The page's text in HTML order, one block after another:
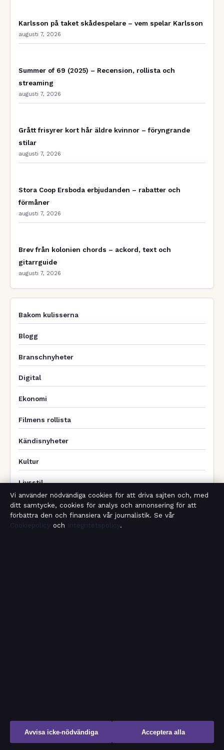
Karlsson på taket skådespelare – vem spelar Karlsson
augusti 7, 2026
Summer of 69 (2025) – Recension, rollista och
streaming
augusti 7, 2026
Grått frisyrer kort hår äldre kvinnor – föryngrande
stilar
augusti 7, 2026
Stora Coop Ersboda erbjudanden – rabatter och
förmåner
augusti 7, 2026
Brev från kolonien chords – ackord, text och
gitarrguide
augusti 7, 2026
Bakom kulisserna
Blogg
Branschnyheter
Digital
Ekonomi
Filmens rollista
Kändisnyheter
Kultur
Livsstil
Nöje
Nyheter
Samhällsbevakning
Vi använder nödvändiga cookies för att driva sajten och, med
ditt samtycke, cookies för analys och annonsering för att
förbättra den och finansiera vår journalistik. Se vår
Cookiepolicy och Integritetspolicy.
Avvisa icke-nödvändiga Acceptera alla